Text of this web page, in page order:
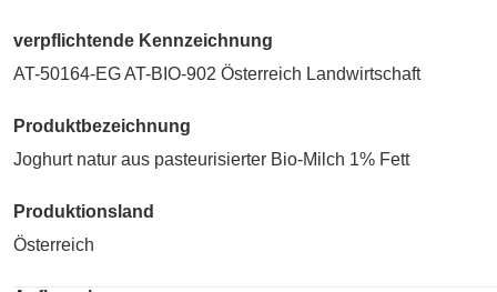
verpflichtende Kennzeichnung
AT-50164-EG AT-BIO-902 Österreich Landwirtschaft
Produktbezeichnung
Joghurt natur aus pasteurisierter Bio-Milch 1% Fett
Produktionsland
Österreich